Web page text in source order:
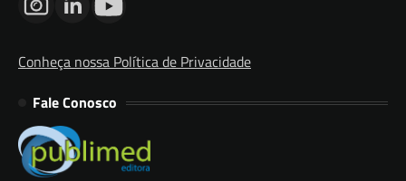
Conheça nossa Política de Privacidade
Fale Conosco